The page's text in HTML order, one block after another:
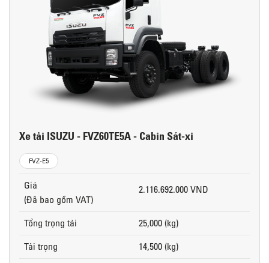
Xe tải ISUZU - FVZ60TE5A - Cabin Sát-xi
FVZ-E5
Giá
(Đã bao gồm VAT)
2.116.692.000 VND
Tổng trọng tải
25,000 (kg)
Tải trọng
14,500 (kg)